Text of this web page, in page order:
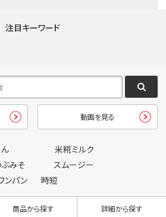
注目キーワード
動画を見る
米糀ミルク
みそ
スムージー
ンパン 時短
商品から探す 詳細から探す